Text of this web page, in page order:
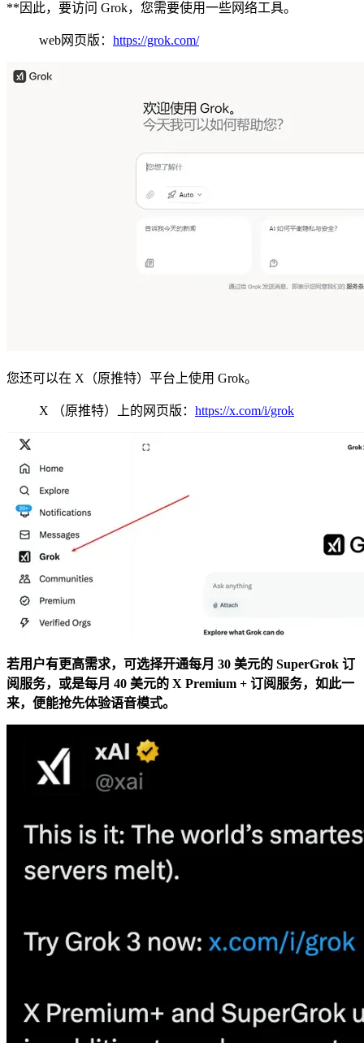
**因此，要访问 Grok，您需要使用一些网络工具。
web网页版： https://grok.com/
您还可以在 X（原推特）平台上使用 Grok。
X （原推特）上的网页版： https://x.com/i/grok
若用户有更高需求，可选择开通每月 30 美元的 SuperGrok 订
阅服务，或是每月 40 美元的 X Premium + 订阅服务，如此一
来，便能抢先体验语音模式。